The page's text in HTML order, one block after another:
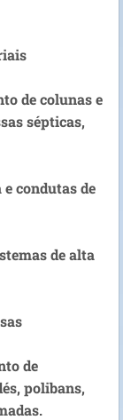
de colunas e
sépticas,
condutas de
de alta
de
polibans,